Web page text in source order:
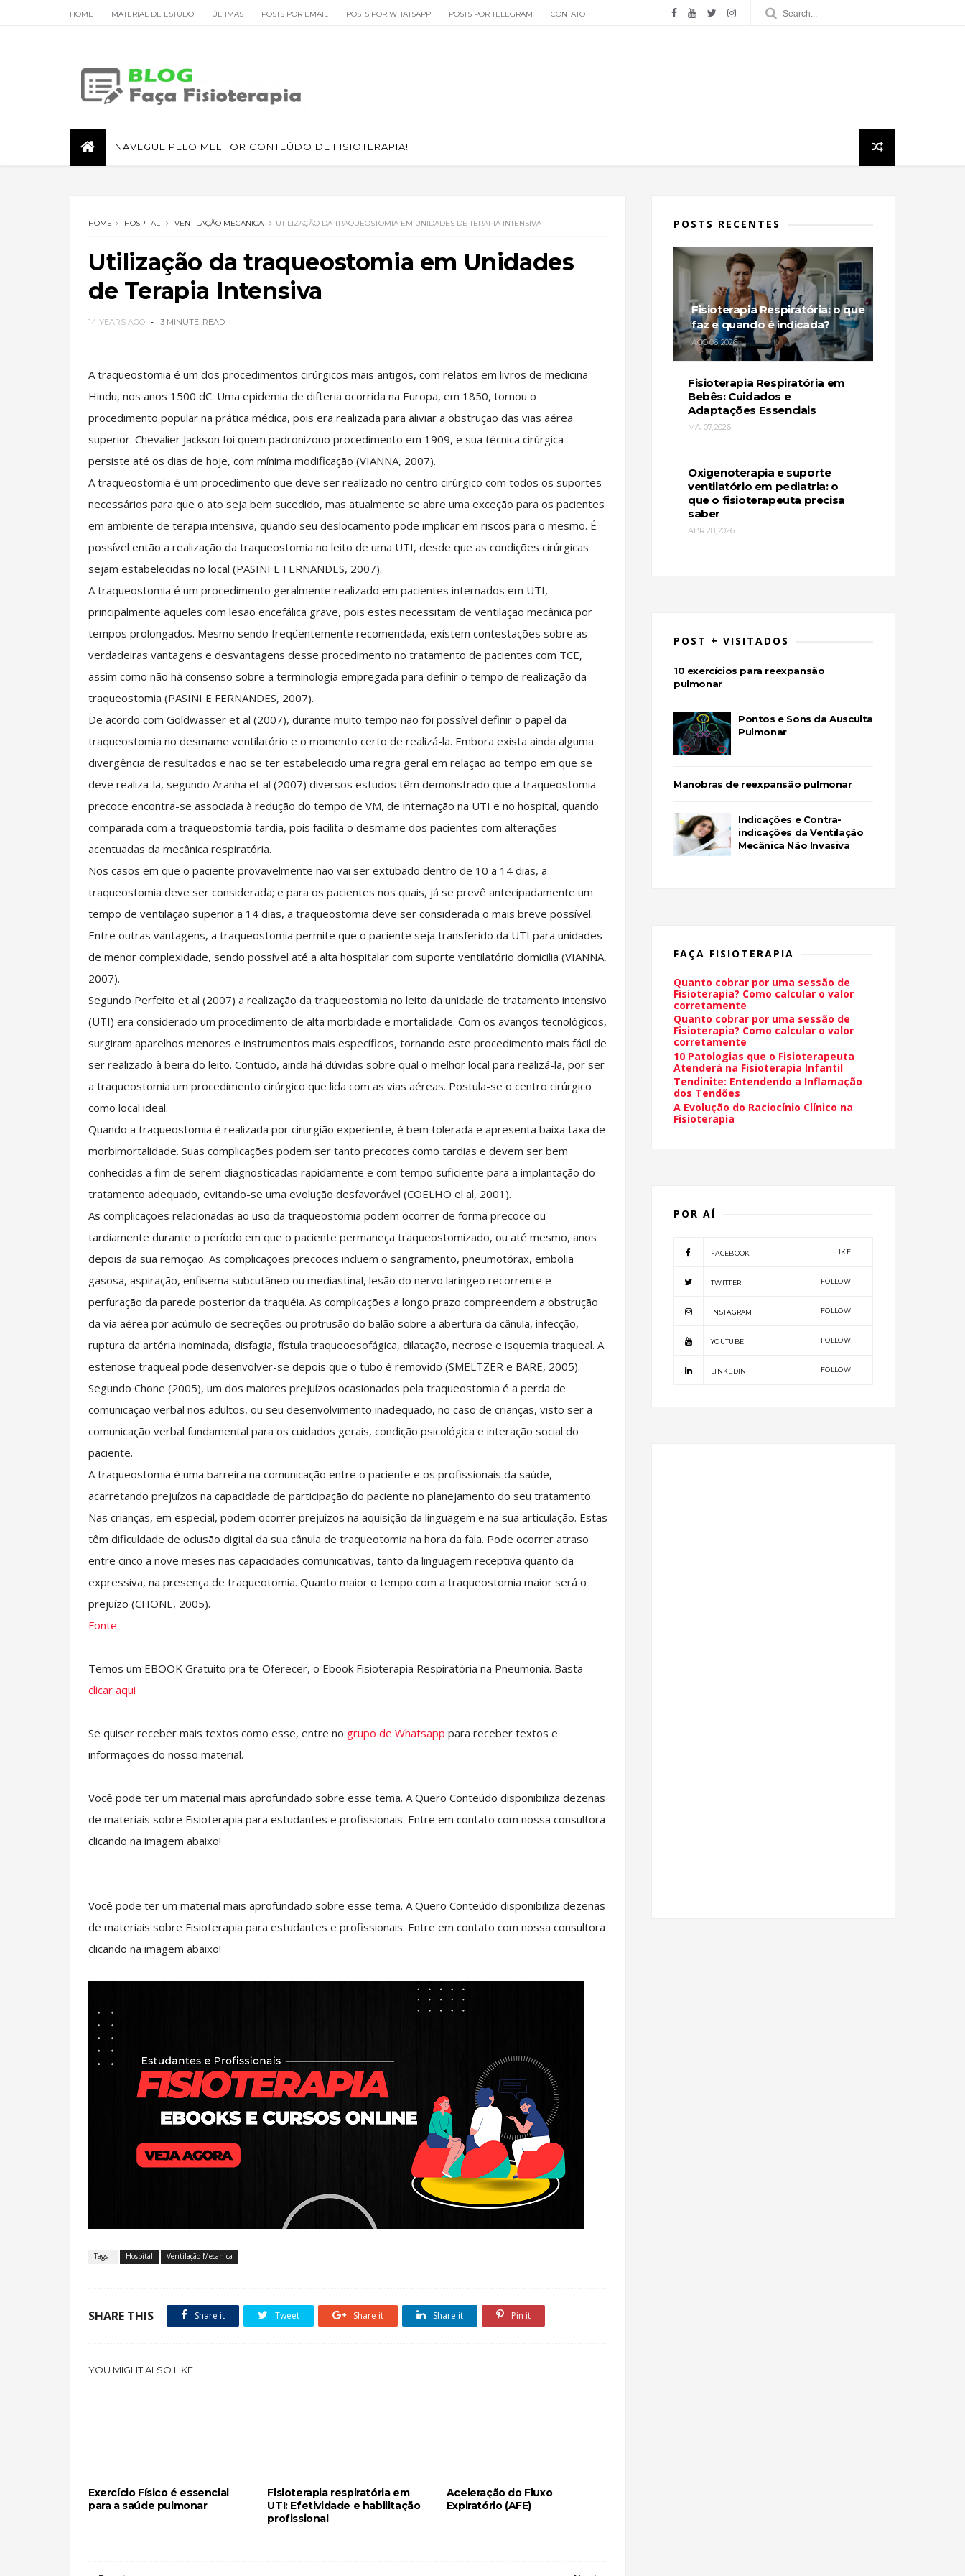
HOME MATERIAL DE ESTUDO ÚLTIMAS POSTS POR EMAIL POSTS POR WHATSAPP POSTS POR TELEGRAM CONTATO
FISIOTERAPIA RESPIRATÓRIA
NAVEGUE PELO MELHOR CONTEÚDO DE FISIOTERAPIA!
HOME HOSPITAL VENTILAÇÃO MECANICA UTILIZAÇÃO DA TRAQUEOSTOMIA EM UNIDADES DE TERAPIA INTENSIVA
Utilização da traqueostomia em Unidades
de Terapia Intensiva
14 YEARS AGO 3 MINUTE READ
A traqueostomia é um dos procedimentos cirúrgicos mais antigos, com relatos em livros de medicina
Hindu, nos anos 1500 dC. Uma epidemia de difteria ocorrida na Europa, em 1850, tornou o
procedimento popular na prática médica, pois era realizada para aliviar a obstrução das vias aérea
superior. Chevalier Jackson foi quem padronizouo procedimento em 1909, e sua técnica cirúrgica
persiste até os dias de hoje, com mínima modificação (VIANNA, 2007).
A traqueostomia é um procedimento que deve ser realizado no centro cirúrgico com todos os suportes
necessários para que o ato seja bem sucedido, mas atualmente se abre uma exceção para os pacientes
em ambiente de terapia intensiva, quando seu deslocamento pode implicar em riscos para o mesmo. É
possível então a realização da traqueostomia no leito de uma UTI, desde que as condições cirúrgicas
sejam estabelecidas no local (PASINI E FERNANDES, 2007).
A traqueostomia é um procedimento geralmente realizado em pacientes internados em UTI,
principalmente aqueles com lesão encefálica grave, pois estes necessitam de ventilação mecânica por
tempos prolongados. Mesmo sendo freqüentemente recomendada, existem contestações sobre as
verdadeiras vantagens e desvantagens desse procedimento no tratamento de pacientes com TCE,
assim como não há consenso sobre a terminologia empregada para definir o tempo de realização da
traqueostomia (PASINI E FERNANDES, 2007).
De acordo com Goldwasser et al (2007), durante muito tempo não foi possível definir o papel da
traqueostomia no desmame ventilatório e o momento certo de realizá-la. Embora exista ainda alguma
divergência de resultados e não se ter estabelecido uma regra geral em relação ao tempo em que se
deve realiza-la, segundo Aranha et al (2007) diversos estudos têm demonstrado que a traqueostomia
precoce encontra-se associada à redução do tempo de VM, de internação na UTI e no hospital, quando
comparada com a traqueostomia tardia, pois facilita o desmame dos pacientes com alterações
acentuadas da mecânica respiratória.
Nos casos em que o paciente provavelmente não vai ser extubado dentro de 10 a 14 dias, a
traqueostomia deve ser considerada; e para os pacientes nos quais, já se prevê antecipadamente um
tempo de ventilação superior a 14 dias, a traqueostomia deve ser considerada o mais breve possível.
Entre outras vantagens, a traqueostomia permite que o paciente seja transferido da UTI para unidades
de menor complexidade, sendo possível até a alta hospitalar com suporte ventilatório domicilia (VIANNA,
2007).
Segundo Perfeito et al (2007) a realização da traqueostomia no leito da unidade de tratamento intensivo
(UTI) era considerado um procedimento de alta morbidade e mortalidade. Com os avanços tecnológicos,
surgiram aparelhos menores e instrumentos mais específicos, tornando este procedimento mais fácil de
ser realizado à beira do leito. Contudo, ainda há dúvidas sobre qual o melhor local para realizá-la, por ser
a traqueostomia um procedimento cirúrgico que lida com as vias aéreas. Postula-se o centro cirúrgico
como local ideal.
Quando a traqueostomia é realizada por cirurgião experiente, é bem tolerada e apresenta baixa taxa de
morbimortalidade. Suas complicações podem ser tanto precoces como tardias e devem ser bem
conhecidas a fim de serem diagnosticadas rapidamente e com tempo suficiente para a implantação do
tratamento adequado, evitando-se uma evolução desfavorável (COELHO el al, 2001).
As complicações relacionadas ao uso da traqueostomia podem ocorrer de forma precoce ou
tardiamente durante o período em que o paciente permaneça traqueostomizado, ou até mesmo, anos
depois da sua remoção. As complicações precoces incluem o sangramento, pneumotórax, embolia
gasosa, aspiração, enfisema subcutâneo ou mediastinal, lesão do nervo laríngeo recorrente e
perfuração da parede posterior da traquéia. As complicações a longo prazo compreendem a obstrução
da via aérea por acúmulo de secreções ou protrusão do balão sobre a abertura da cânula, infecção,
ruptura da artéria inominada, disfagia, fístula traqueoesofágica, dilatação, necrose e isquemia traqueal. A
estenose traqueal pode desenvolver-se depois que o tubo é removido (SMELTZER e BARE, 2005).
Segundo Chone (2005), um dos maiores prejuízos ocasionados pela traqueostomia é a perda de
comunicação verbal nos adultos, ou seu desenvolvimento inadequado, no caso de crianças, visto ser a
comunicação verbal fundamental para os cuidados gerais, condição psicológica e interação social do
paciente.
A traqueostomia é uma barreira na comunicação entre o paciente e os profissionais da saúde,
acarretando prejuízos na capacidade de participação do paciente no planejamento do seu tratamento.
Nas crianças, em especial, podem ocorrer prejuízos na aquisição da linguagem e na sua articulação. Estas
têm dificuldade de oclusão digital da sua cânula de traqueotomia na hora da fala. Pode ocorrer atraso
entre cinco a nove meses nas capacidades comunicativas, tanto da linguagem receptiva quanto da
expressiva, na presença de traqueotomia. Quanto maior o tempo com a traqueostomia maior será o
prejuízo (CHONE, 2005).
Fonte
Temos um EBOOK Gratuito pra te Oferecer, o Ebook Fisioterapia Respiratória na Pneumonia. Basta
clicar aqui
Se quiser receber mais textos como esse, entre no grupo de Whatsapp para receber textos e
informações do nosso material.
Você pode ter um material mais aprofundado sobre esse tema. A Quero Conteúdo disponibiliza dezenas
de materiais sobre Fisioterapia para estudantes e profissionais. Entre em contato com nossa consultora
clicando na imagem abaixo!
Você pode ter um material mais aprofundado sobre esse tema. A Quero Conteúdo disponibiliza dezenas
de materiais sobre Fisioterapia para estudantes e profissionais. Entre em contato com nossa consultora
clicando na imagem abaixo!
Tags : Hospital Ventilação Mecanica
SHARE THIS Share it Tweet Share it Share it Pin it
YOU MIGHT ALSO LIKE
Exercício Físico é essencial
para a saúde pulmonar
Fisioterapia respiratória em
UTI: Efetividade e habilitação
profissional
Aceleração do Fluxo
Expiratório (AFE)
POSTS RECENTES
Fisioterapia Respiratória: o que
faz e quando é indicada?
AGO 06, 2026
Fisioterapia Respiratória em
Bebês: Cuidados e
Adaptações Essenciais
MAI 07, 2026
Oxigenoterapia e suporte
ventilatório em pediatria: o
que o fisioterapeuta precisa
saber
ABR 28, 2026
POST + VISITADOS
10 exercícios para reexpansão
pulmonar
Pontos e Sons da Ausculta
Pulmonar
Manobras de reexpansão pulmonar
Indicações e Contra-
indicações da Ventilação
Mecânica Não Invasiva
FAÇA FISIOTERAPIA
Quanto cobrar por uma sessão de
Fisioterapia? Como calcular o valor
corretamente
Quanto cobrar por uma sessão de
Fisioterapia? Como calcular o valor
corretamente
10 Patologias que o Fisioterapeuta
Atenderá na Fisioterapia Infantil
Tendinite: Entendendo a Inflamação
dos Tendões
A Evolução do Raciocínio Clínico na
Fisioterapia
POR AÍ
FACEBOOK LIKE
TWITTER FOLLOW
INSTAGRAM FOLLOW
YOUTUBE FOLLOW
LINKEDIN FOLLOW